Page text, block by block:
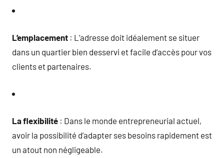
L’emplacement : L’adresse doit idéalement se situer
dans un quartier bien desservi et facile d’accès pour vos
clients et partenaires.
La flexibilité : Dans le monde entrepreneurial actuel,
avoir la possibilité d’adapter ses besoins rapidement est
un atout non négligeable.